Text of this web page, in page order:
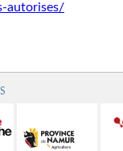
autorises/